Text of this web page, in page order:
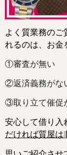
よく質業務のご
れるのは、お金
①審査が無い
②返済義務がな
③取り立て催促
安心して借り入
だければ質屋は